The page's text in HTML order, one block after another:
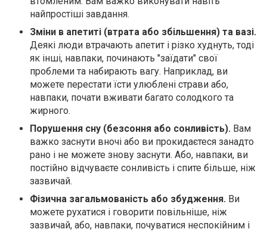
найпростіші завдання.
Зміни в апетиті (втрата або збільшення) та вазі.
Деякі люди втрачають апетит і різко худнуть, тоді
як інші, навпаки, починають "заїдати" свої
проблеми та набирають вагу. Наприклад, ви
можете перестати їсти улюблені страви або,
навпаки, почати вживати багато солодкого та
жирного.
Порушення сну (безсоння або сонливість). Вам
важко заснути вночі або ви прокидаєтеся занадто
рано і не можете знову заснути. Або, навпаки, ви
постійно відчуваєте сонливість і спите більше, ніж
зазвичай.
Фізична загальмованість або збудження. Ви
можете рухатися і говорити повільніше, ніж
зазвичай, або, навпаки, почуватися неспокійним і